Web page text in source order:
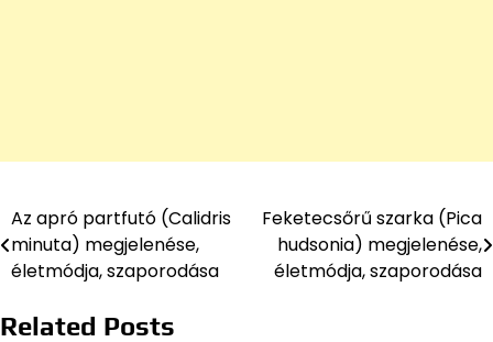
Bejegyzés
navigáció
Az apró partfutó (Calidris
minuta) megjelenése,
életmódja, szaporodása
Feketecsőrű szarka (Pica
hudsonia) megjelenése,
életmódja, szaporodása
Related Posts